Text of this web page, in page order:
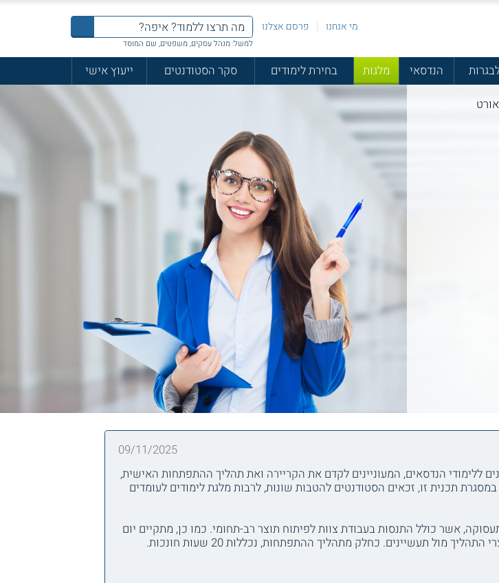
מי אנחנו פרסם אצלנו
למשל: מנהל עסקים, משפטים, שם המוסד
הנדסאי מלגות בחירת לימודים סקר הסטודנטים
ייעוץ אישי
09/11/2025
ללימודי הנדסאים, המעוניינים לקדם את הקריירה ואת תהליך ההתפתחות האישית,
תכנית זו, זכאים הסטודנטים להטבות שונות, לרבות מלגת לימודים לעומדים
אשר כולל התנסות בעבודת צוות לפיתוח תוצר רב-תחומי. כמו כן, מתקיים יום
מול תעשיינים. כחלק מתהליך ההתפתחות, נכללות 20 שעות חונכות.